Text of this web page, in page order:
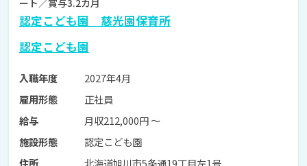
認定こども園 慈光園保育所
認定こども園
入職年度
2027年4月
雇用形態
正社員
給与
月収212,000円 〜
施設形態
認定こども園
住所
北海道旭川市5条通19丁目左1号